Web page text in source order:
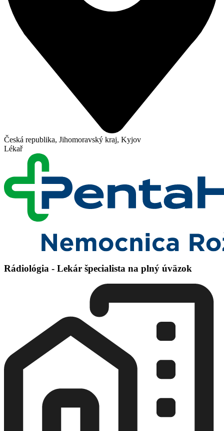
Česká republika, Jihomoravský kraj, Kyjov
Lékař
Rádiológia - Lekár špecialista na plný úväzok